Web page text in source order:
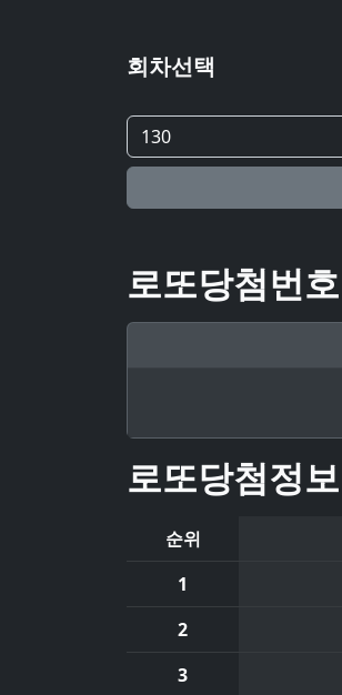
회차선택
로또당첨번호
로또당첨정보
순위
1
2
3